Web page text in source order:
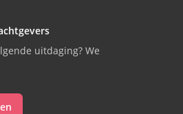
uitdaging? We